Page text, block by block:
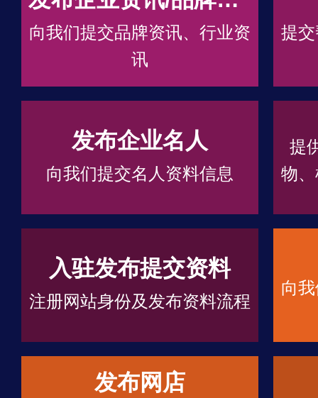
向我们提交品牌资讯、行业资
讯
提
发布企业名人
向我们提交名人资料信息
提
物
入驻发布提交资料
注册网站身份及发布资料流程
向
发布网店